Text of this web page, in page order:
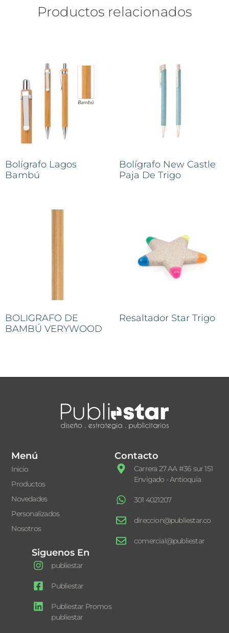
Productos relacionados
Bolígrafo Lagos
Bambú
Bolígrafo New Castle
Paja De Trigo
BOLIGRAFO DE
BAMBÚ VERYWOOD
Resaltador Star Trigo
Menú
Inicio
Productos
Novedades
Personalizados
Nosotros
Contacto
Carrera 27 AA #36 sur 151
Envigado - Antioquia
301 4021207
direccion@publiestar.co
comercial@publiestar
Siguenos En
publiestar
Publiestar
Publiestar Promos
publiestar